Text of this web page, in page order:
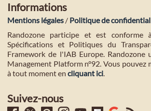
Informations
Mentions légales / Politique de
Randozone participe et est conforme
Spécifications et Politiques du
Framework de l'IAB Europe. Randozone
Management Platform n°92. Vous pouvez
à tout moment en cliquant ici.
Suivez-nous